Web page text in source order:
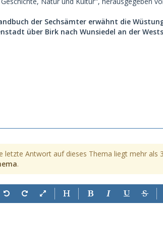
der Sechsämter erwähnt die
über Birk nach Wunsiedel an der
letzte Antwort auf dieses Thema liegt mehr als
.